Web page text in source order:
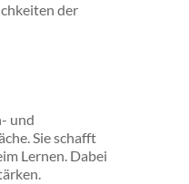
der
und
Sie schafft
Lernen. Dabei